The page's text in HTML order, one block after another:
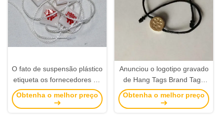
O fato de suspensão plástico
etiqueta os fornecedores de
terminação de superfície da
tampa plástica da cola
Obtenha o melhor preço
Anunciou o logotipo gravado
de Hang Tags Brand Tags
For do metal roupa redonda
Obtenha o melhor preço